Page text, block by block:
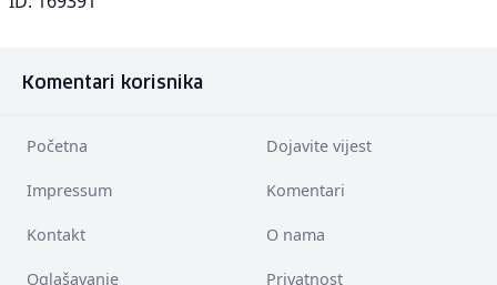
Komentari korisnika
Početna Dojavite vijest
Impressum Komentari
Kontakt O nama
Oglašavanje Privatnost